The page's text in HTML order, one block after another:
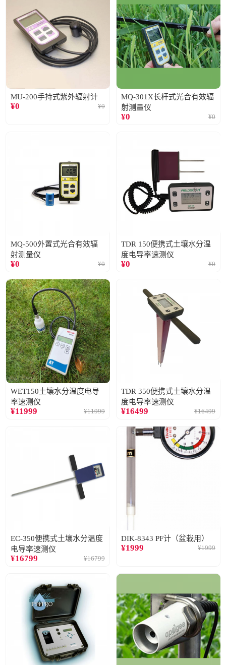
MU-200手持式紫外辐射计
¥0 ¥0
MQ-301X长杆式光合有效辐
射测量仪
¥0 ¥0
MQ-500外置式光合有效辐
射测量仪
¥0 ¥0
TDR 150便携式土壤水分温
度电导率速测仪
¥0 ¥0
WET150土壤水分温度电导
率速测仪
¥11999 ¥11999
TDR 350便携式土壤水分温
度电导率速测仪
¥16499 ¥16499
EC-350便携式土壤水分温度
电导率速测仪
¥16799 ¥16799
DIK-8343 PF计（盆栽用）
¥1999 ¥1999